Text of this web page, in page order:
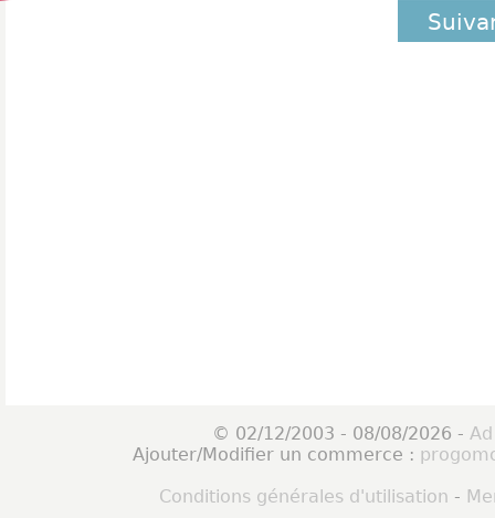
© 02/12/2003 - 08/08/2026 -
Ajouter/Modifier un commerce :
Conditions générales d'utilisation -